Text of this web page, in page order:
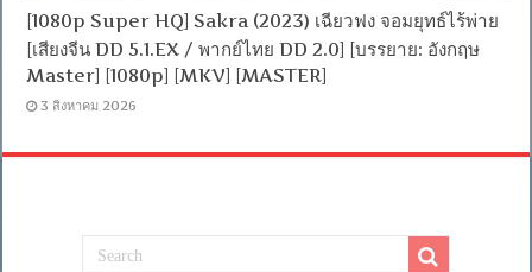
[1080p Super HQ] Sakra (2023) เฉียวฟง จอมยุทธ์ไร้พ่าย
[เสียงจีน DD 5.1.EX / พากย์ไทย DD 2.0] [บรรยาย: อังกฤษ
Master] [1080p] [MKV] [MASTER]
3 สิงหาคม 2026